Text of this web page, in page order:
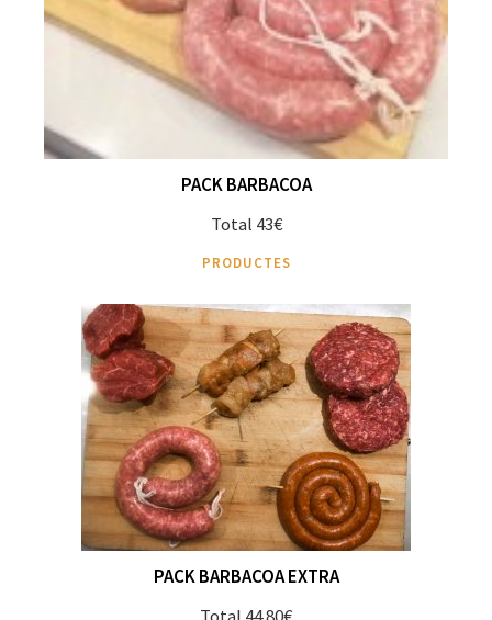
PACK BARBACOA
Total 43€
PRODUCTES
PACK BARBACOA EXTRA